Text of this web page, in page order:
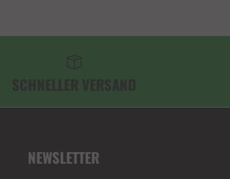
SCHNELLER VERSAND
NEWSLETTER